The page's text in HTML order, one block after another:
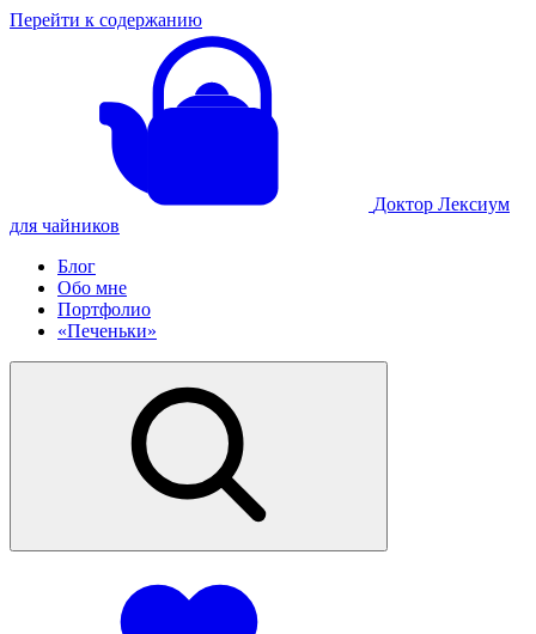
Перейти к содержанию
Доктор Лексиум
для чайников
Блог
Обо мне
Портфолио
«Печеньки»